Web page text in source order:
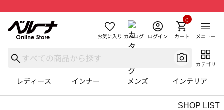
お気に入り カタログ ログイン カート
0
メニュー
カテゴリ
レディース インナー メンズ インテリア
SHOP LIST